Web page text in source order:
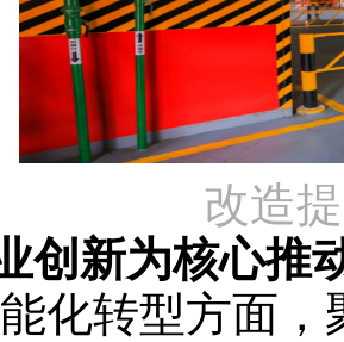
改造
创新为核心推
转型方面，